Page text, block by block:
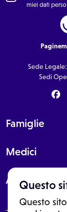
Questo
Questo
miei dati
Sede
Sedi
Famiglie
Medici
About